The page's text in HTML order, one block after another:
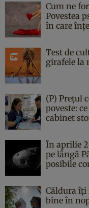
Cum ne
Povestea
în care
Test de
girafele la
(P) Prețul
poveste:
cabinet
În aprilie
pe lângă
posibile
Căldura îți
bine în